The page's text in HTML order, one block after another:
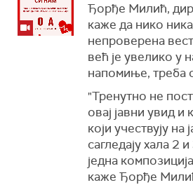
Ђорђе Милић,
каже да нико
непроверена
већ је увелико у
напомиње, треба
"Тренутно не
овај јавни увид
који учествују
сагледају хала 2
једна
каже Ђорђе